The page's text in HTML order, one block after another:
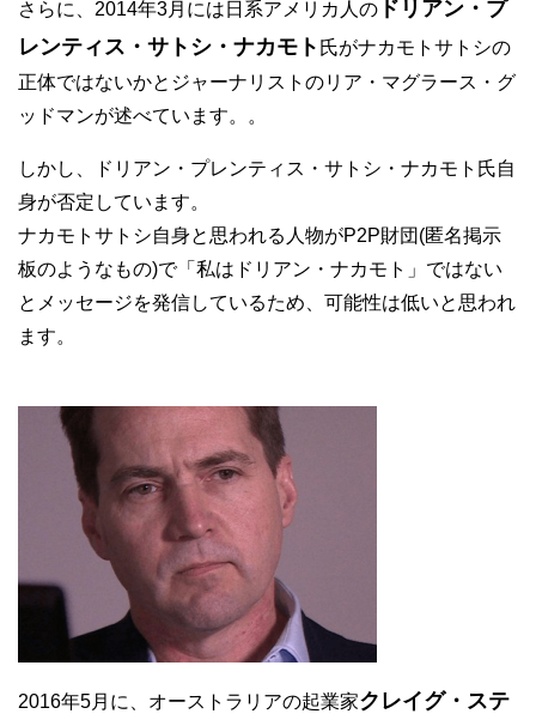
さらに、2014年3月には日系アメリカ人の ドリアン・プ
レンティス・サトシ・ナカモト 氏がナカモトサトシの
正体ではないかとジャーナリストのリア・マグラース・グ
ッドマンが述べています。。
しかし、ドリアン・プレンティス・サトシ・ナカモト氏自
身が否定しています。
ナカモトサトシ自身と思われる人物がP2P財団(匿名掲示
板のようなもの)で「私はドリアン・ナカモト」ではない
とメッセージを発信しているため、可能性は低いと思われ
ます。
2016年5月に、オーストラリアの起業家クレイグ・ステ